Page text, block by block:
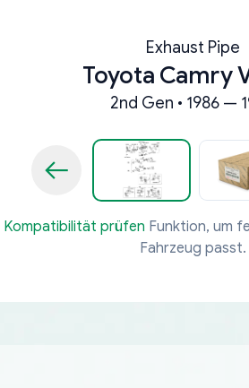
Exhaust Pipe
Toyota Camry
2nd Gen • 1986 —
Kompatibilität prüfen Funktion, um
Fahrzeug passt.